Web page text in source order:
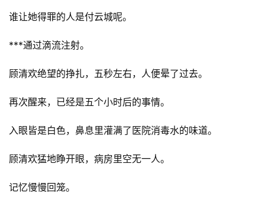
谁让她得罪的人是付云城呢。
***通过滴流注射。
顾清欢绝望的挣扎，五秒左右，人便晕了过去。
再次醒来，已经是五个小时后的事情。
入眼皆是白色，鼻息里灌满了医院消毒水的味道。
顾清欢猛地睁开眼，病房里空无一人。
记忆慢慢回笼。